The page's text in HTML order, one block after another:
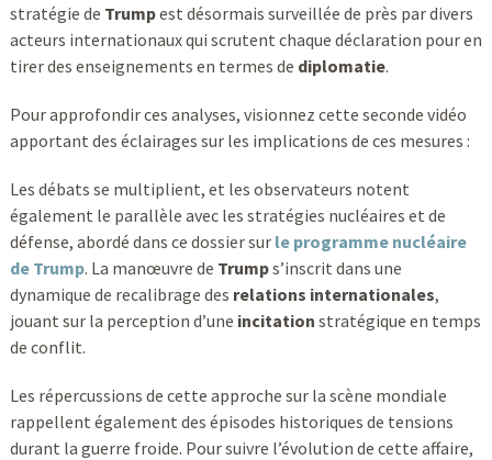
stratégie de Trumpest désormais surveillée de près par divers
acteurs internationaux qui scrutent chaque déclaration pour en
tirer des enseignements en termes de diplomatie.
Pour approfondir ces analyses, visionnez cette seconde vidéo
apportant des éclairages sur les implications de ces mesures :
Les débats se multiplient, et les observateurs notent
également le parallèle avec les stratégies nucléaires et de
défense, abordé dans ce dossier sur le programme nucléaire
de Trump. La manœuvre de Trumps’inscrit dans une
dynamique de recalibrage des relations internationales,
jouant sur la perception d’une incitation stratégique en temps
de conflit.
Les répercussions de cette approche sur la scène mondiale
rappellent également des épisodes historiques de tensions
durant la guerre froide. Pour suivre l’évolution de cette affaire,